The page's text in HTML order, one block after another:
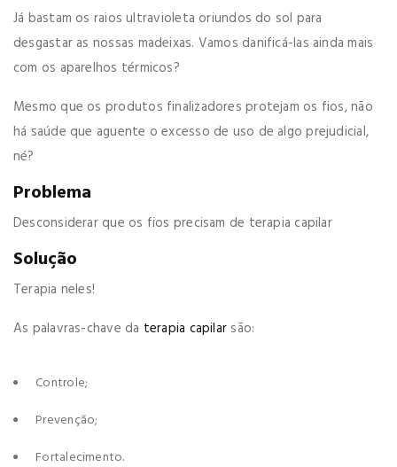
Já bastam os raios ultravioleta oriundos do sol para
desgastar as nossas madeixas. Vamos danificá-las ainda mais
com os aparelhos térmicos?
Mesmo que os produtos finalizadores protejam os fios, não
há saúde que aguente o excesso de uso de algo prejudicial,
né?
Problema
Desconsiderar que os fios precisam de terapia capilar
Solução
Terapia neles!
As palavras-chave da terapia capilar são:
Controle;
Prevenção;
Fortalecimento.